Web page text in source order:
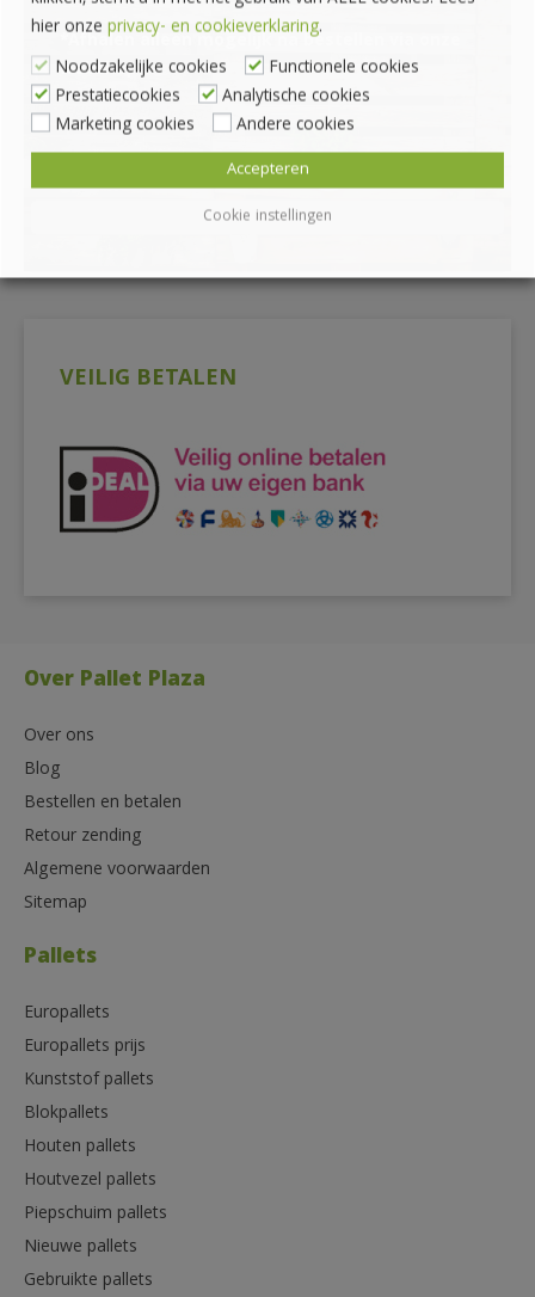
*Afhalen alleen mogelijk na bestellen via onze
webshop
VEILIG BETALEN
Over Pallet Plaza
Over ons
Blog
Bestellen en betalen
Retour zending
Algemene voorwaarden
Sitemap
Pallets
Europallets
Europallets prijs
Kunststof pallets
Blokpallets
Houten pallets
Houtvezel pallets
Piepschuim pallets
Nieuwe pallets
Gebruikte pallets
hier onze privacy- en cookieverklaring.
Noodzakelijke cookies
Functionele cookies
Prestatiecookies
Analytische cookies
Marketing cookies
Andere cookies
Cookie instellingen
Accepteren